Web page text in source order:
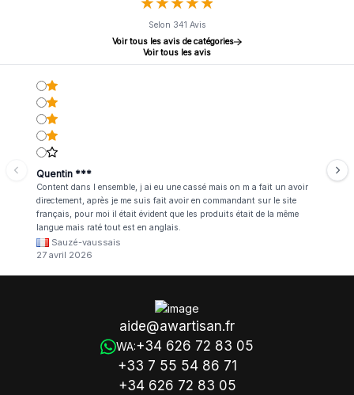
Selon 341 Avis
Voir tous les avis de catégories
Voir tous les avis
Quentin ***
Content dans l ensemble, j ai eu une cassé mais on m a fait un avoir
directement, après je me suis fait avoir en commandant sur le site
français, pour moi il était évident que les produits était de la même
langue mais raté tout est en anglais.
Sauzé-vaussais
27 avril 2026
aide@awartisan.fr
WA:+34 626 72 83 05
+33 7 55 54 86 71
+34 626 72 83 05